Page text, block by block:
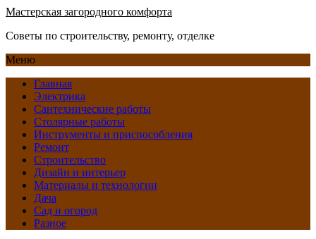
Мастерская загородного комфорта
Советы по строительству, ремонту, отделке
Меню
Главная
Электрика
Сантехнические работы
Столярные работы
Инструменты и приспособления
Ремонт
Строительство
Дизайн и интерьер
Материалы и технологии
Дача
Сад и огород
Разное